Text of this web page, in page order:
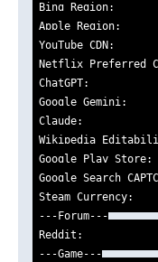
Bing Region:
Apple Region:
YouTube CDN:
Netflix Preferred
ChatGPT:
Google
Claude:
Wikipedia
Google Play
Google Search
Steam
---Forum---
Reddit:
---Game---